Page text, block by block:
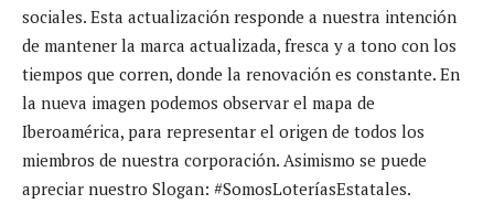
sociales. Esta actualización responde a nuestra intención
de mantener la marca actualizada, fresca y a tono con los
tiempos que corren, donde la renovación es constante. En
la nueva imagen podemos observar el mapa de
Iberoamérica, para representar el origen de todos los
miembros de nuestra corporación. Asimismo se puede
apreciar nuestro Slogan: #SomosLoteríasEstatales.